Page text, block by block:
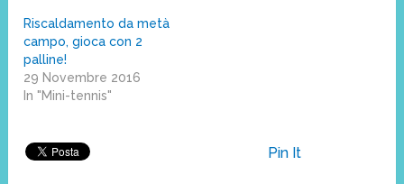
Riscaldamento da metà
campo, gioca con 2
palline!
29 Novembre 2016
In "Mini-tennis"
Pin It